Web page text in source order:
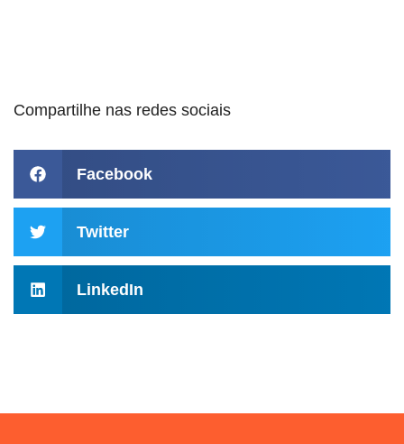
Compartilhe nas redes sociais
Facebook
Twitter
LinkedIn